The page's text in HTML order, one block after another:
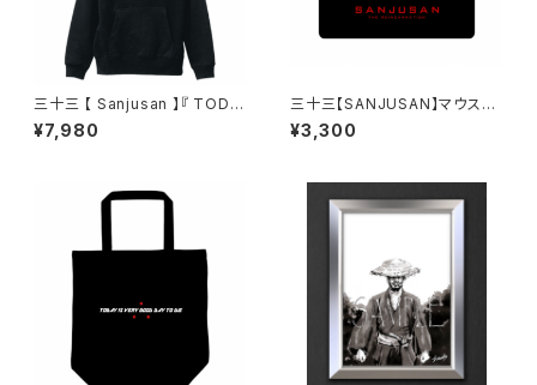
三十三 【 Sanjusan 】『 TODA
Y IS VERY GOOD DAY TO D
IE 』【 パーカー 】ブラック・壱
¥7,980
三十三【SANJUSAN】マウスパ
ッド・弐
¥3,300